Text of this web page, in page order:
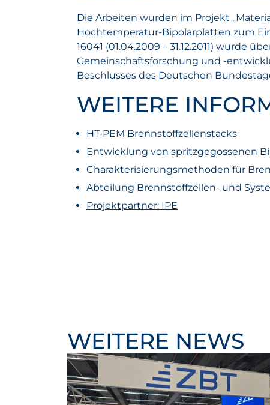
Die Arbeiten wurden im Projekt
Hochtemperatur-Bipolarplatten zum
16041 (01.04.2009 – 31.12.2011) wurde
Gemeinschaftsforschung und -
Beschlusses des Deutschen
WEITERE
HT-PEM Brennstoffzellenstacks
Entwicklung von spritzgegossenen
Charakterisierungsmethoden für
Abteilung Brennstoffzellen- und
Projektpartner: IPE
WEITERE NEWS